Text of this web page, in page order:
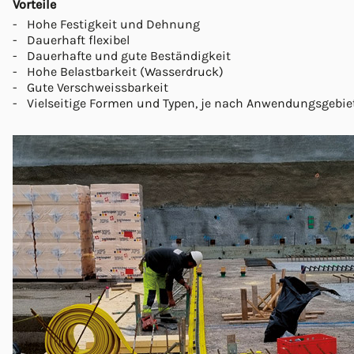
Vorteile
Hohe Festigkeit und Dehnung
Dauerhaft flexibel
Dauerhafte und gute Beständigkeit
Hohe Belastbarkeit (Wasserdruck)
Gute Verschweissbarkeit
Vielseitige Formen und Typen, je nach